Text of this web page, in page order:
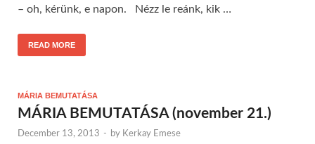
– oh, kérünk, e napon. Nézz le reánk, kik …
READ MORE
MÁRIA BEMUTATÁSA
MÁRIA BEMUTATÁSA (november 21.)
December 13, 2013 - by Kerkay Emese